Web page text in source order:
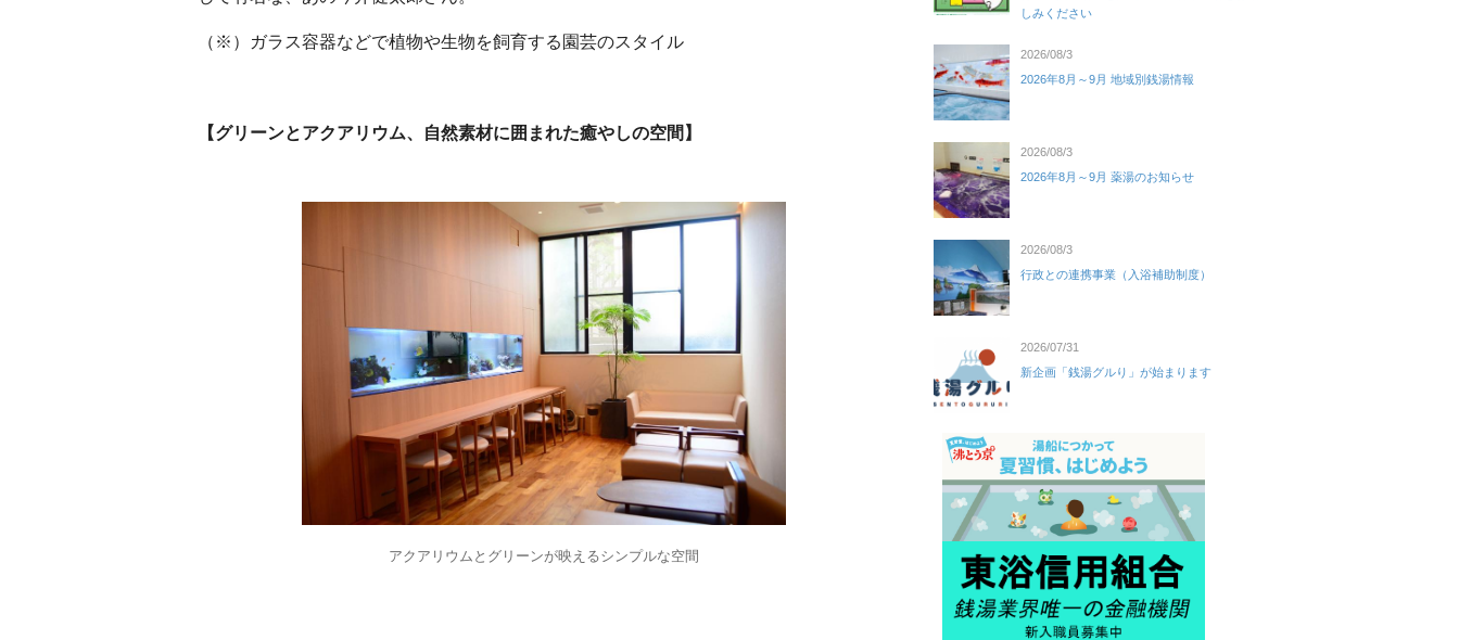
（※）ガラス容器などで植物や生物を飼育する園芸のスタイル
【グリーンとアクアリウム、自然素材に囲まれた癒やしの空間】
アクアリウムとグリーンが映えるシンプルな空間
しみください
2026/08/3
2026年8月～9月 地域別銭湯情報
2026/08/3
2026年8月～9月 薬湯のお知らせ
2026/08/3
行政との連携事業（入浴補助制度）
2026/07/31
新企画「銭湯グルり」が始まります